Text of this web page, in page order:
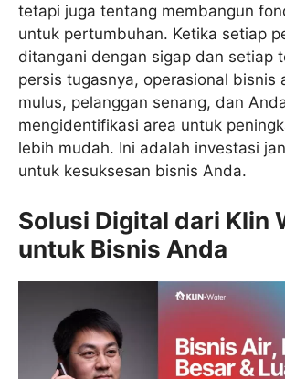
tetapi juga tentang membangun
untuk pertumbuhan. Ketika setiap
ditangani dengan sigap dan setiap
persis tugasnya, operasional bisnis
mulus, pelanggan senang, dan
mengidentifikasi area untuk
lebih mudah. Ini adalah investasi
untuk kesuksesan bisnis Anda.
Solusi Digital dari Klin
untuk Bisnis Anda